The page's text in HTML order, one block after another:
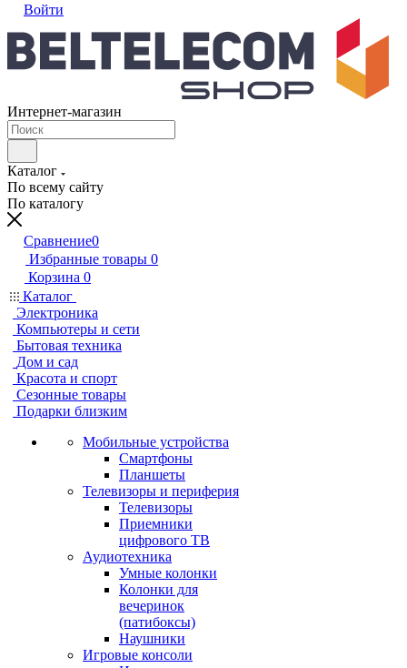
Войти
Интернет-магазин
Каталог
По всему сайту
По каталогу
Сравнение0
Избранные товары 0
Корзина 0
Каталог
Электроника
Компьютеры и сети
Бытовая техника
Дом и сад
Красота и спорт
Сезонные товары
Подарки близким
Мобильные устройства
Смартфоны
Планшеты
Телевизоры и периферия
Телевизоры
Приемники
цифрового ТВ
Аудиотехника
Умные колонки
Колонки для
вечеринок
(патибоксы)
Наушники
Игровые консоли